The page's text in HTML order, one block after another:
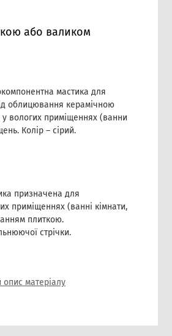
або валиком
мастика для
облицювання керамічною
вологих приміщеннях (ванни
Колір – сірий.
призначена для
приміщеннях (ванні кімнати,
плиткою.
стрічки.
опис матеріалу